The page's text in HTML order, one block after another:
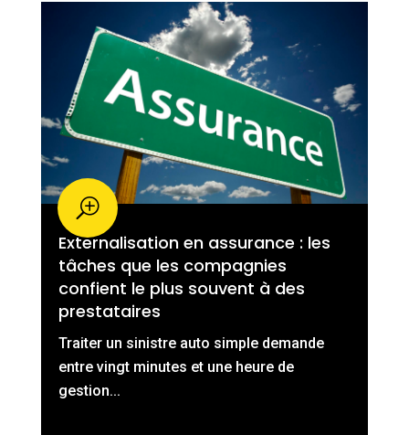
Externalisation en assurance : les
tâches que les compagnies
confient le plus souvent à des
prestataires
Traiter un sinistre auto simple demande
entre vingt minutes et une heure de
gestion...